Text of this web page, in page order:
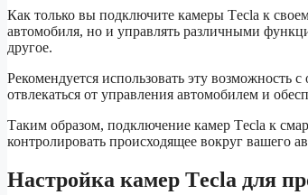
Как только вы подключите камеры Tесla к
автомобиля, но и управлять различными
другое.
Рекомендуется использовать эту
отвлекаться от управления автомобилем и
Таким образом, подключение камер Tесla к
контролировать происходящее вокруг вашего
Настройка камер Tесla для